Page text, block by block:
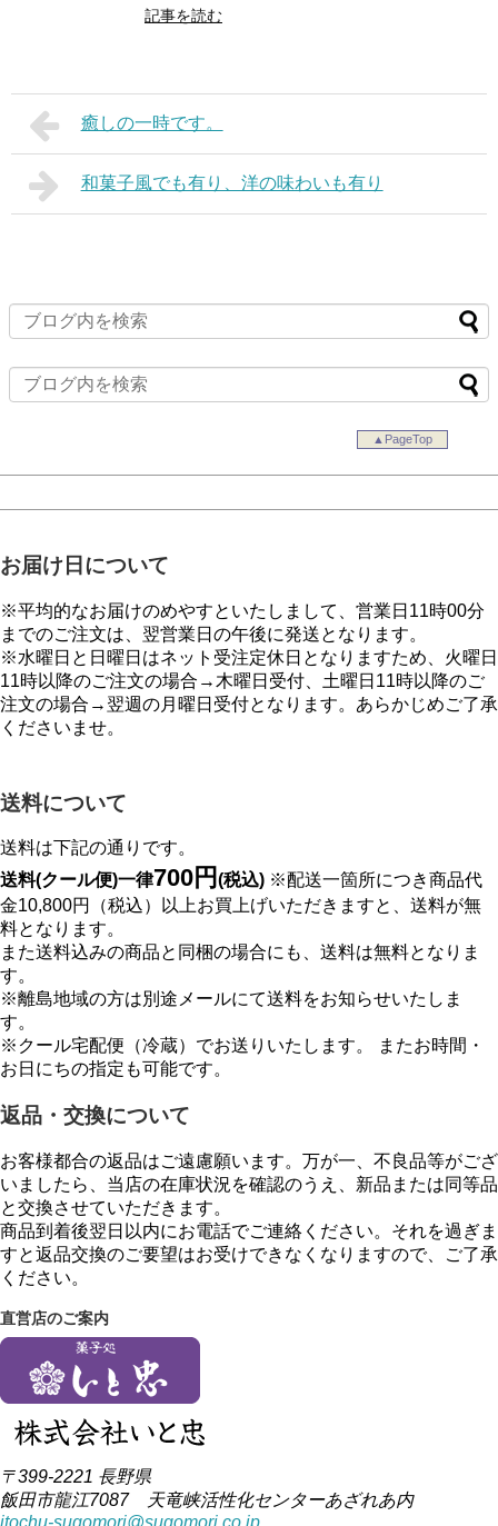
記事を読む
癒しの一時です。
和菓子風でも有り、洋の味わいも有り
▲PageTop
お届け日について
※平均的なお届けのめやすといたしまして、営業日11時00分
までのご注文は、翌営業日の午後に発送となります。
※水曜日と日曜日はネット受注定休日となりますため、火曜日
11時以降のご注文の場合→木曜日受付、土曜日11時以降のご
注文の場合→翌週の月曜日受付となります。あらかじめご了承
くださいませ。
送料について
送料は下記の通りです。
送料(クール便)一律700円 (税込) ※配送一箇所につき商品代
金10,800円（税込）以上お買上げいただきますと、送料が無
料となります。
また送料込みの商品と同梱の場合にも、送料は無料となりま
す。
※離島地域の方は別途メールにて送料をお知らせいたしま
す。
※クール宅配便（冷蔵）でお送りいたします。 またお時間・
お日にちの指定も可能です。
返品・交換について
お客様都合の返品はご遠慮願います。万が一、不良品等がござ
いましたら、当店の在庫状況を確認のうえ、新品または同等品
と交換させていただきます。
商品到着後翌日以内にお電話でご連絡ください。それを過ぎま
すと返品交換のご要望はお受けできなくなりますので、ご了承
ください。
直営店のご案内
〒399-2221 長野県
飯田市龍江7087 天竜峡活性化センターあざれあ内
itochu-sugomori@sugomori.co.jp